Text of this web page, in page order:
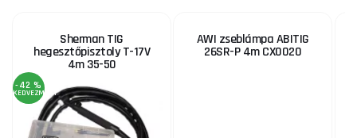
Sherman TIG
hegesztőpisztoly T-17V
4m 35-50
-42 %
KEDVEZMÉNY
AWI zseblámpa ABITIG
26SR-P 4m CX0020